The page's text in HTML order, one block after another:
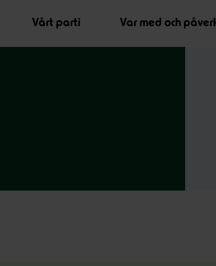
Vårt parti Var med och